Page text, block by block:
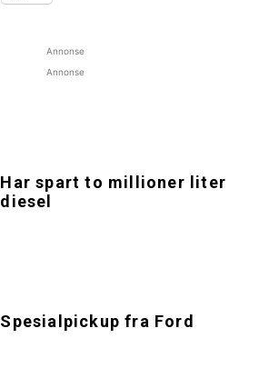
Annonse
Annonse
Har spart to millioner liter
diesel
Spesialpickup fra Ford